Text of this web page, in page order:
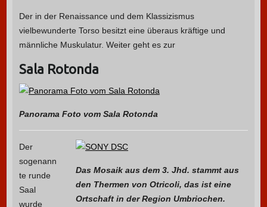
Der in der Renaissance und dem Klassizismus
vielbewunderte Torso besitzt eine überaus kräftige und
männliche Muskulatur. Weiter geht es zur
Sala Rotonda
Panorama Foto vom Sala Rotonda
Das Mosaik aus dem 3. Jhd. stammt aus
den Thermen von Otricoli, das ist eine
Ortschaft in der Region Umbriochen.
Der
sogenann
te runde
Saal
wurde